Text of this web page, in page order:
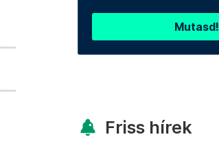
Mutasd!
Friss hírek